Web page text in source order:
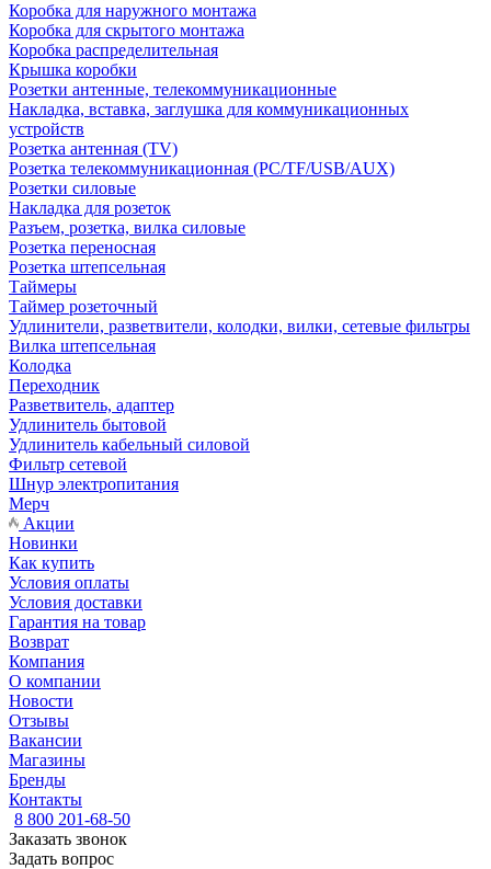
Коробка для наружного монтажа
Коробка для скрытого монтажа
Коробка распределительная
Крышка коробки
Розетки антенные, телекоммуникационные
Накладка, вставка, заглушка для коммуникационных
устройств
Розетка антенная (TV)
Розетка телекоммуникационная (PC/TF/USB/AUX)
Розетки силовые
Накладка для розеток
Разъем, розетка, вилка силовые
Розетка переносная
Розетка штепсельная
Таймеры
Таймер розеточный
Удлинители, разветвители, колодки, вилки, сетевые фильтры
Вилка штепсельная
Колодка
Переходник
Разветвитель, адаптер
Удлинитель бытовой
Удлинитель кабельный силовой
Фильтр сетевой
Шнур электропитания
Мерч
Акции
Новинки
Как купить
Условия оплаты
Условия доставки
Гарантия на товар
Возврат
Компания
О компании
Новости
Отзывы
Вакансии
Магазины
Бренды
Контакты
8 800 201-68-50
Заказать звонок
Задать вопрос